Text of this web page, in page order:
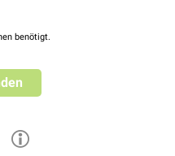
benötigt.